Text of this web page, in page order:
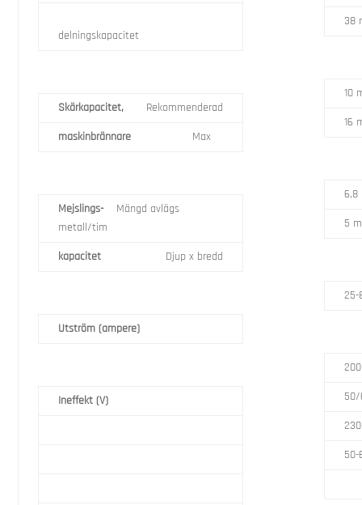
delningskapacitet
Skärkapacitet,
Rekommenderad
maskinbrännare
Max
Mejslings-
Mängd avlägs
metall/tim
kapacitet
Djup x bredd
Utström (ampere)
Ineffekt (V)
38
10
16
6,8
5
25-